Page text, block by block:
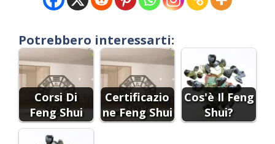
Potrebbero interessarti:
Corsi Di
Feng Shui
Certificazio
ne Feng Shui
Cos'è Il Feng
Shui?